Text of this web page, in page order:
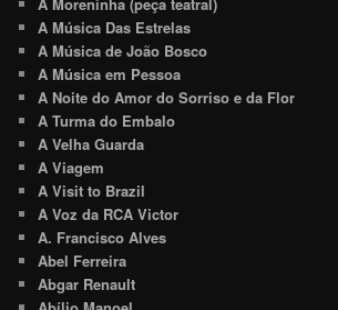
A Moreninha (peça teatral)
A Música Das Estrelas
A Música de João Bosco
A Música em Pessoa
A Noite do Amor do Sorriso e da Flor
A Turma do Embalo
A Velha Guarda
A Viagem
A Visit to Brazil
A Voz da RCA Victor
A. Francisco Alves
Abel Ferreira
Abgar Renault